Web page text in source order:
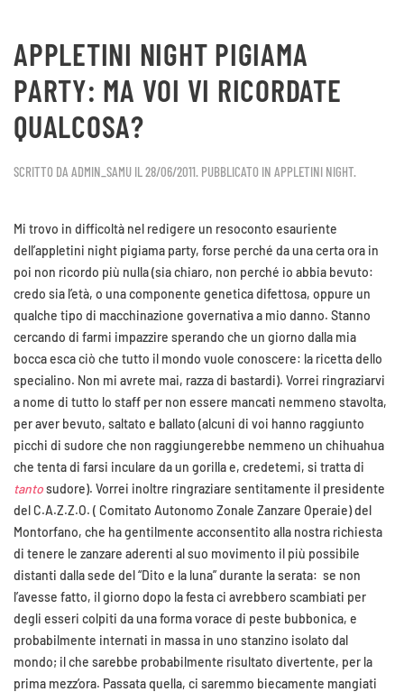
Skip to main content
APPLETINI NIGHT PIGIAMA
PARTY: MA VOI VI RICORDATE
QUALCOSA?
SCRITTO DA ADMIN_SAMU IL28/06/2011. PUBBLICATO IN APPLETINI NIGHT.
Mi trovo in difficoltà nel redigere un resoconto esauriente
dell’appletini night pigiama party, forse perché da una certa ora in
poi non ricordo più nulla (sia chiaro, non perché io abbia bevuto:
credo sia l’età, o una componente genetica difettosa, oppure un
qualche tipo di macchinazione governativa a mio danno. Stanno
cercando di farmi impazzire sperando che un giorno dalla mia
bocca esca ciò che tutto il mondo vuole conoscere: la ricetta dello
specialino. Non mi avrete mai, razza di bastardi). Vorrei ringraziarvi
a nome di tutto lo staff per non essere mancati nemmeno stavolta,
per aver bevuto, saltato e ballato (alcuni di voi hanno raggiunto
picchi di sudore che non raggiungerebbe nemmeno un chihuahua
che tenta di farsi inculare da un gorilla e, credetemi, si tratta di
tantosudore). Vorrei inoltre ringraziare sentitamente il presidente
del C.A.Z.Z.O. ( Comitato Autonomo Zonale Zanzare Operaie) del
Montorfano, che ha gentilmente acconsentito alla nostra richiesta
di tenere le zanzare aderenti al suo movimento il più possibile
distanti dalla sede del “Dito e la luna” durante la serata: se non
l’avesse fatto, il giorno dopo la festa ci avrebbero scambiati per
degli esseri colpiti da una forma vorace di peste bubbonica, e
probabilmente internati in massa in uno stanzino isolato dal
mondo; il che sarebbe probabilmente risultato divertente, per la
prima mezz’ora. Passata quella, ci saremmo biecamente mangiati